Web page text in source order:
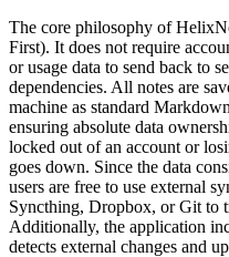
The core philosophy of
First). It does not require
or usage data to send back to
dependencies. All notes are
machine as standard
ensuring absolute data
locked out of an account or
goes down. Since the data
users are free to use external
Syncthing, Dropbox, or Git to
Additionally, the application
detects external changes and